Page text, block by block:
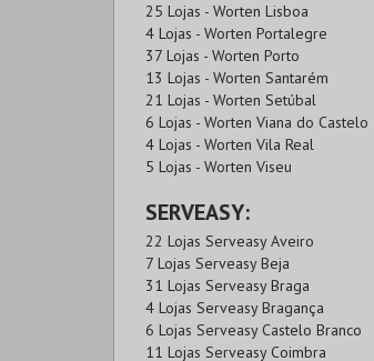
25 Lojas - Worten Lisboa
4 Lojas - Worten Portalegre
37 Lojas - Worten Porto
13 Lojas - Worten Santarém
21 Lojas - Worten Setúbal
6 Lojas - Worten Viana do Castelo
4 Lojas - Worten Vila Real
5 Lojas - Worten Viseu
SERVEASY:
22 Lojas Serveasy Aveiro
7 Lojas Serveasy Beja
31 Lojas Serveasy Braga
4 Lojas Serveasy Bragança
6 Lojas Serveasy Castelo Branco
11 Lojas Serveasy Coimbra